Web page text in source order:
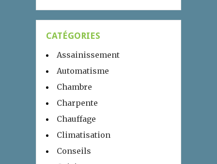
CATÉGORIES
Assainissement
Automatisme
Chambre
Charpente
Chauffage
Climatisation
Conseils